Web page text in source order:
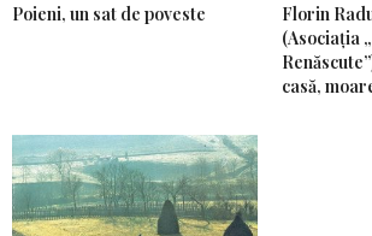
Poieni, un sat de poveste
Florin
(Asociația
casă,